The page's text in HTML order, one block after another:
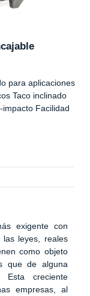
para aplicaciones
Taco inclinado
Facilidad
exigente con
las leyes, reales
como objeto
que de alguna
Esta creciente
empresas, al